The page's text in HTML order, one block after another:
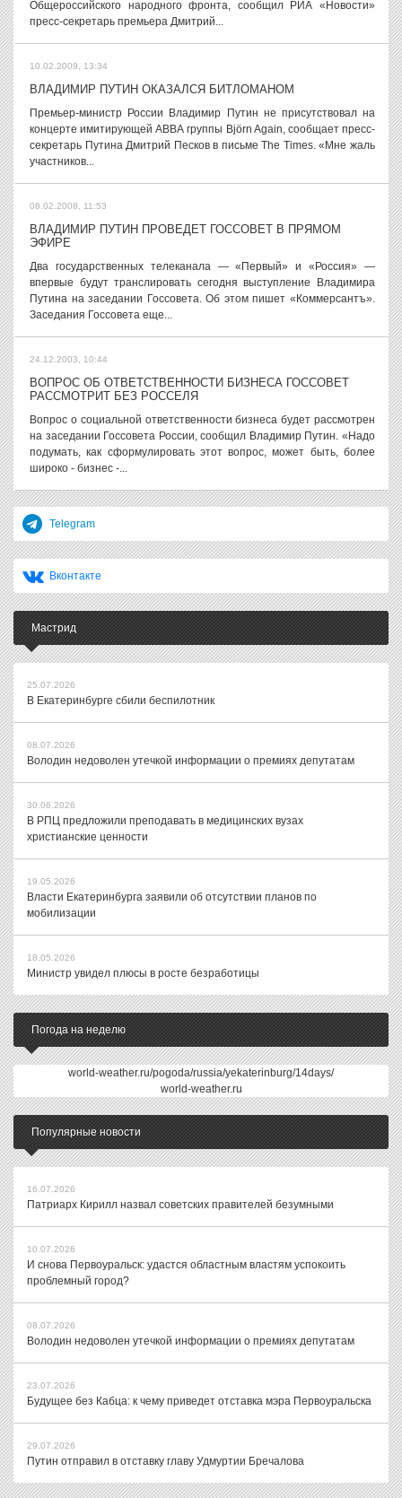
Общероссийского народного фронта, сообщил РИА «Новости»
пресс-секретарь премьера Дмитрий...
10.02.2009, 13:34
ВЛАДИМИР ПУТИН ОКАЗАЛСЯ БИТЛОМАНОМ
Премьер-министр России Владимир Путин не присутствовал на
концерте имитирующей АВВА группы Björn Again, сообщает пресс-
секретарь Путина Дмитрий Песков в письме The Times. «Мне жаль
участников...
08.02.2008, 11:53
ВЛАДИМИР ПУТИН ПРОВЕДЕТ ГОССОВЕТ В ПРЯМОМ
ЭФИРЕ
Два государственных телеканала — «Первый» и «Россия» —
впервые будут транслировать сегодня выступление Владимира
Путина на заседании Госсовета. Об этом пишет «Коммерсантъ».
Заседания Госсовета еще...
24.12.2003, 10:44
ВОПРОС ОБ ОТВЕТСТВЕННОСТИ БИЗНЕСА ГОССОВЕТ
РАССМОТРИТ БЕЗ РОССЕЛЯ
Вопрос о социальной ответственности бизнеса будет рассмотрен
на заседании Госсовета России, сообщил Владимир Путин. «Надо
подумать, как сформулировать этот вопрос, может быть, более
широко - бизнес -...
Telegram
Вконтакте
Мастрид
25.07.2026
В Екатеринбурге сбили беспилотник
08.07.2026
Володин недоволен утечкой информации о премиях депутатам
30.06.2026
В РПЦ предложили преподавать в медицинских вузах
христианские ценности
19.05.2026
Власти Екатеринбурга заявили об отсутствии планов по
мобилизации
18.05.2026
Министр увидел плюсы в росте безработицы
Погода на неделю
world-weather.ru/pogoda/russia/yekaterinburg/14days/
world-weather.ru
Популярные новости
16.07.2026
Патриарх Кирилл назвал советских правителей безумными
10.07.2026
И снова Первоуральск: удастся областным властям успокоить
проблемный город?
08.07.2026
Володин недоволен утечкой информации о премиях депутатам
23.07.2026
Будущее без Кабца: к чему приведет отставка мэра Первоуральска
29.07.2026
Путин отправил в отставку главу Удмуртии Бречалова